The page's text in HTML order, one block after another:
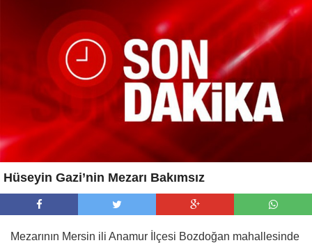
Hüseyin Gazi’nin Mezarı Bakımsız
Mezarının Mersin ili Anamur İlçesi Bozdoğan mahallesinde